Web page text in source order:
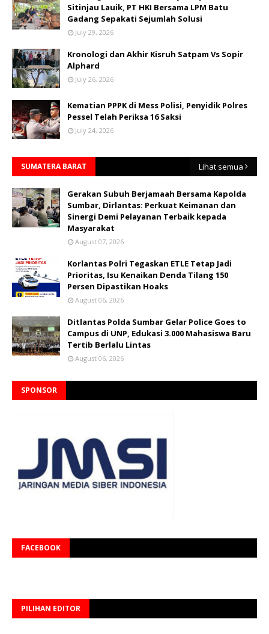
Sitinjau Lauik, PT HKI Bersama LPM Batu
Gadang Sepakati Sejumlah Solusi
July 29, 2026
Kronologi dan Akhir Kisruh Satpam Vs Sopir
Alphard
July 26, 2026
Kematian PPPK di Mess Polisi, Penyidik Polres
Pessel Telah Periksa 16 Saksi
July 24, 2026
SUMATERA BARAT Lihat semua
Gerakan Subuh Berjamaah Bersama Kapolda
Sumbar, Dirlantas: Perkuat Keimanan dan
Sinergi Demi Pelayanan Terbaik kepada
Masyarakat
August 07, 2026
Korlantas Polri Tegaskan ETLE Tetap Jadi
Prioritas, Isu Kenaikan Denda Tilang 150
Persen Dipastikan Hoaks
August 06, 2026
Ditlantas Polda Sumbar Gelar Police Goes to
Campus di UNP, Edukasi 3.000 Mahasiswa Baru
Tertib Berlalu Lintas
August 06, 2026
SPONSOR
FACEBOOK
PILIHAN EDITOR